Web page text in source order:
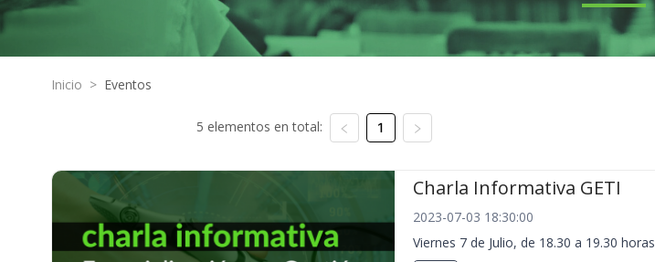
Inicio > Eventos
5 elementos en total: 1
Charla Informativa GETI
2023-07-03 18:30:00
Viernes 7 de Julio, de 18.30 a 19.30 horas